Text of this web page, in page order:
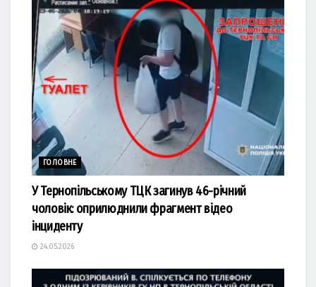
ГОЛОВНЕ
У Тернопільському ТЦК загинув 46-річний
чоловік: оприлюднили фрагмент відео
інциденту
24.05.2026